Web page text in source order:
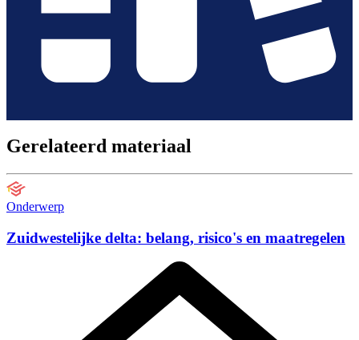
Gerelateerd materiaal
Onderwerp
Zuidwestelijke delta: belang, risico's en maatregelen